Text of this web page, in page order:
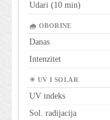
Udari (10 min)
🌧 OBORINE
Danas
Intenzitet
☀ UV I SOLAR
UV indeks
Sol. radijacija